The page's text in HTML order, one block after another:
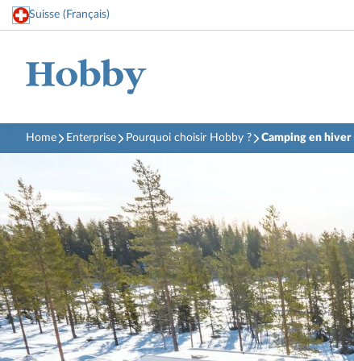
Suisse (Français)
Home Enterprise Pourquoi choisir Hobby ? Camping en hiver